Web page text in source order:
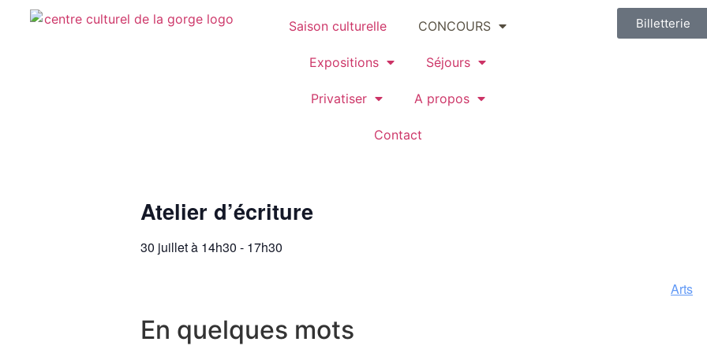
Saison culturelle CONCOURS
Expositions Séjours
Privatiser A propos
Contact
Billetterie
Atelier d’écriture
30 juilletà 14h30 - 17h30
Arts
En quelques mots